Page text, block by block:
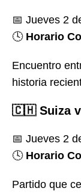
📅 Jueves 2
🕓 Horario
Encuentro
historia
🇨🇭 Suiza
📅 Jueves 2
🕓 Horario
Partido que